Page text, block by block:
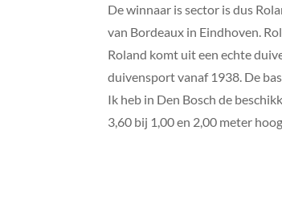
De winnaar is sector is dus
van Bordeaux in Eindhoven.
Roland komt uit een echte
duivensport vanaf 1938. De
Ik heb in Den Bosch de
3,60 bij 1,00 en 2,00 meter